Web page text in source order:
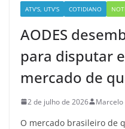
ATV'S, UTV'S COTIDIANO
AODES
para disputar
mercado de
2 de julho de 2026 Marcelo
O mercado brasileiro de